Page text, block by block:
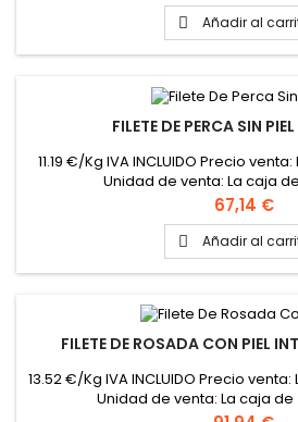
 Añadir al
FILETE DE PERCA SIN
11.19 €/Kg IVA INCLUIDO Precio
Unidad de venta: La caja
Precio
67,14 €
 Añadir al
FILETE DE ROSADA CON PIEL
13.52 €/Kg IVA INCLUIDO Precio
Unidad de venta: La caja de